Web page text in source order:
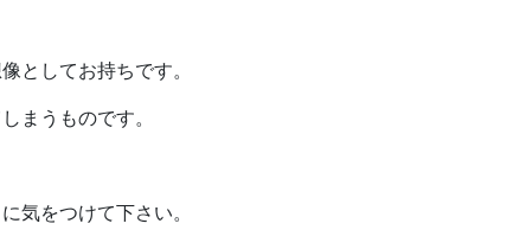
としてお持ちです。
まうものです。
気をつけて下さい。